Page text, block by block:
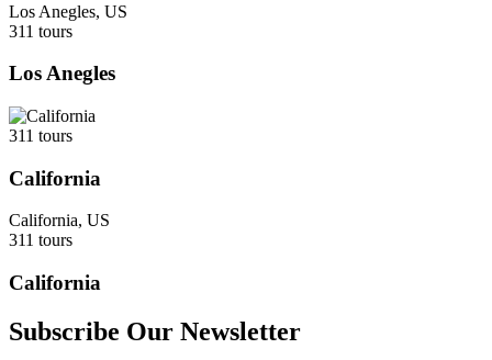
Los Anegles, US
311 tours
Los Anegles
311 tours
California
California, US
311 tours
California
Subscribe Our Newsletter